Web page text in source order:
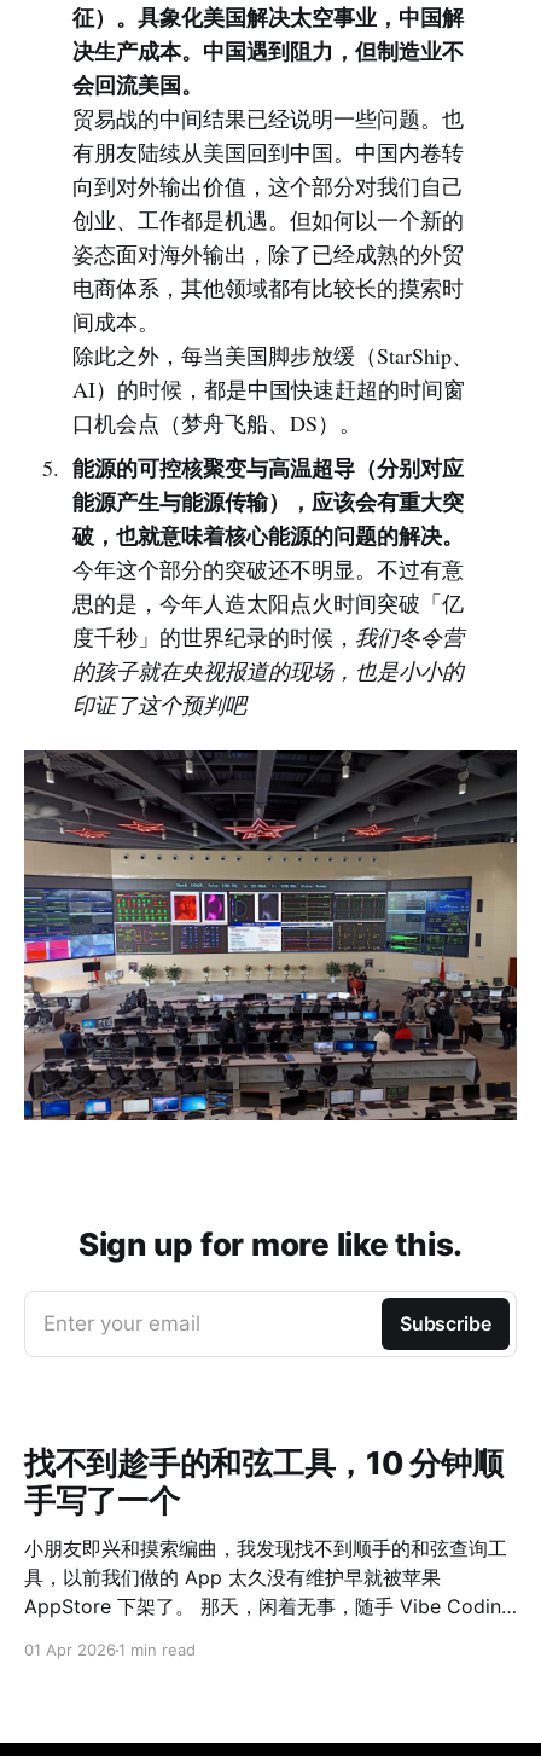
征）。具象化美国解决太空事业，中国解
决生产成本。中国遇到阻力，但制造业不
会回流美国。
贸易战的中间结果已经说明一些问题。也
有朋友陆续从美国回到中国。中国内卷转
向到对外输出价值，这个部分对我们自己
创业、工作都是机遇。但如何以一个新的
姿态面对海外输出，除了已经成熟的外贸
电商体系，其他领域都有比较长的摸索时
间成本。
除此之外，每当美国脚步放缓（StarShip、
AI）的时候，都是中国快速赶超的时间窗
口机会点（梦舟飞船、DS）。
能源的可控核聚变与高温超导（分别对应
能源产生与能源传输），应该会有重大突
破，也就意味着核心能源的问题的解决。
今年这个部分的突破还不明显。不过有意
思的是，今年人造太阳点火时间突破「亿
度千秒」的世界纪录的时候， 我们冬令营
的孩子就在央视报道的现场，也是小小的
印证了这个预判吧
Sign up for more like this.
Enter your email Subscribe
找不到趁手的和弦工具，10 分钟顺
手写了一个
小朋友即兴和摸索编曲，我发现找不到顺手的和弦查询工
具，以前我们做的 App 太久没有维护早就被苹果
AppStore 下架了。 那天，闲着无事，随手 Vibe Coding
情况都非常赞。 如果 10 年前我们做这么一个工具，估计
01 Apr 2026 1 min read